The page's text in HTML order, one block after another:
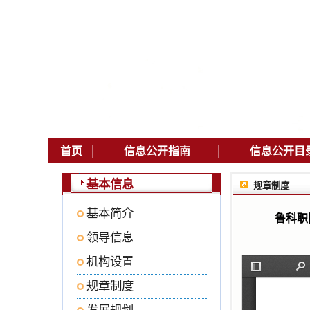
首页 | 信息公开指南 | 信息公开目
基本信息
基本简介
领导信息
机构设置
规章制度
规章制度
鲁科